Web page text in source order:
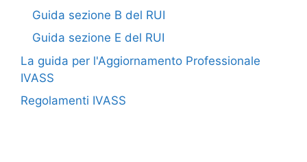
Guida sezione B del RUI
Guida sezione E del RUI
La guida per l'Aggiornamento Professionale
IVASS
Regolamenti IVASS